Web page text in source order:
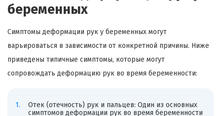
беременных
Симптомы деформации рук у беременных могут
варьироваться в зависимости от конкретной причины. Ниже
приведены типичные симптомы, которые могут
сопровождать деформацию рук во время беременности:
Отек (отечность) рук и пальцев: Один из основных
симптомов деформации рук во время беременности